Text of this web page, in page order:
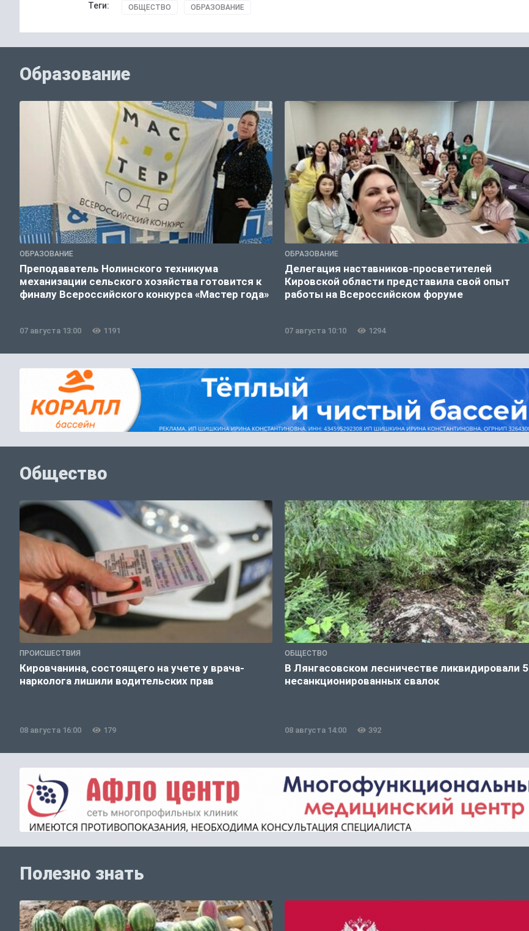
Теги: ОБЩЕСТВО ОБРАЗОВАНИЕ
Образование
ОБРАЗОВАНИЕ
Преподаватель Нолинского техникума
механизации сельского хозяйства готовится к
финалу Всероссийского конкурса «Мастер года»
07 августа 13:00 1191
ОБРАЗОВАНИЕ
Делегация наставников-просветителей
Кировской области представила свой опыт
работы на Всероссийском форуме
07 августа 10:10 1294
Общество
ПРОИСШЕСТВИЯ
Кировчанина, состоящего на учете у врача-
нарколога лишили водительских прав
08 августа 16:00 179
ОБЩЕСТВО
В Лянгасовском лесничестве ликвидировали 5
несанкционированных свалок
08 августа 14:00 392
Полезно знать